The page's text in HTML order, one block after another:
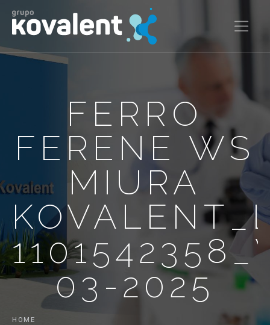
FERRO
FERENE WS
MIURA
03-2025
HOME